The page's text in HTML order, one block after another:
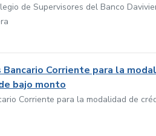
de Supervisores del Banco
Corriente para la
bajo monto
Corriente para la modalidad de